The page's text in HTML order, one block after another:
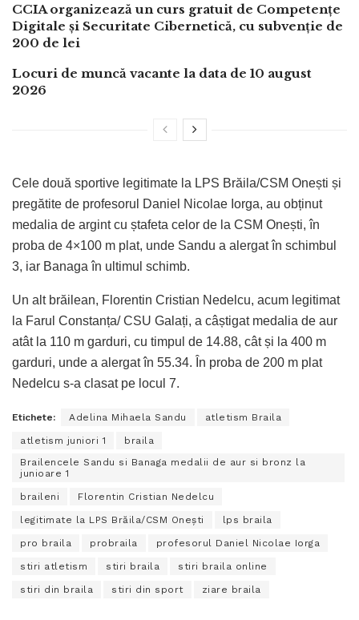
CCIA organizează un curs gratuit de Competențe
Digitale și Securitate Cibernetică, cu subvenție de
200 de lei
Locuri de muncă vacante la data de 10 august
2026
Cele două sportive legitimate la LPS Brăila/CSM Onești și
pregătite de profesorul Daniel Nicolae Iorga, au obținut
medalia de argint cu ștafeta celor de la CSM Onești, în
proba de 4×100 m plat, unde Sandu a alergat în schimbul
3, iar Banaga în ultimul schimb.
Un alt brăilean, Florentin Cristian Nedelcu, acum legitimat
la Farul Constanța/ CSU Galați, a câștigat medalia de aur
atât la 110 m garduri, cu timpul de 14.88, cât și la 400 m
garduri, unde a alergat în 55.34. În proba de 200 m plat
Nedelcu s-a clasat pe locul 7.
Etichete: Adelina Mihaela Sandu atletism Braila
atletism juniori 1
braila
Brailencele Sandu si Banaga medalii de aur si bronz la
junioare 1
braileni Florentin Cristian Nedelcu
legitimate la LPS Brăila/CSM Onești lps braila
pro braila probraila profesorul Daniel Nicolae Iorga
stiri atletism stiri braila stiri braila online
stiri din braila stiri din sport ziare braila